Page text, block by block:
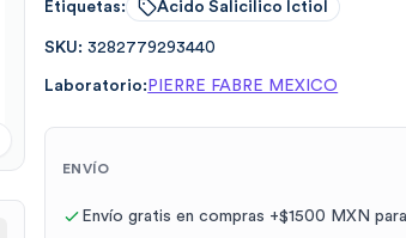
Etiquetas: Acido Salicilico Ictiol
SKU: 3282779293440
Laboratorio: PIERRE FABRE MEXICO
ENVÍO
Envío gratis en compras +$1500 MXN